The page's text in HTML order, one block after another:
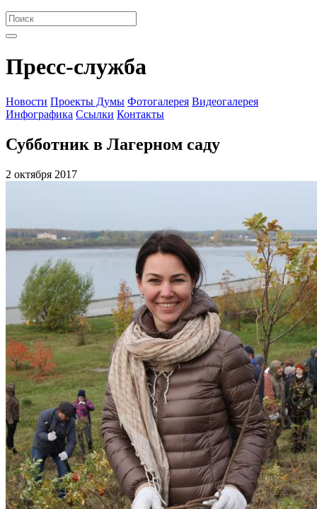
Пресс-служба
Новости Проекты Думы Фотогалерея Видеогалерея
Инфографика Ссылки Контакты
Субботник в Лагерном саду
2 октября 2017